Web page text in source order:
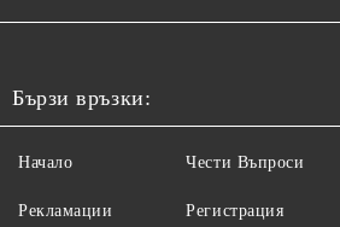
Бързи връзки:
Начало
Рекламации
Чести Въпроси
Регистрация